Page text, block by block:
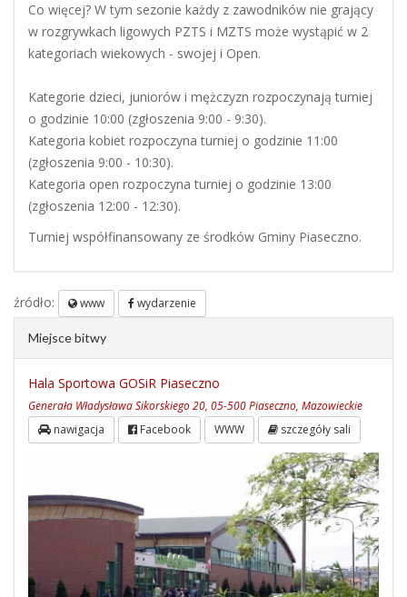
Co więcej? W tym sezonie każdy z zawodników nie grający
w rozgrywkach ligowych PZTS i MZTS może wystąpić w 2
kategoriach wiekowych - swojej i Open.
Kategorie dzieci, juniorów i mężczyzn rozpoczynają turniej
o godzinie 10:00 (zgłoszenia 9:00 - 9:30).
Kategoria kobiet rozpoczyna turniej o godzinie 11:00
(zgłoszenia 9:00 - 10:30).
Kategoria open rozpoczyna turniej o godzinie 13:00
(zgłoszenia 12:00 - 12:30).
Turniej współfinansowany ze środków Gminy Piaseczno.
źródło: www wydarzenie
Miejsce bitwy
Hala Sportowa GOSiR Piaseczno
Generała Władysława Sikorskiego 20, 05-500 Piaseczno, Mazowieckie
nawigacja Facebook WWW szczegóły sali